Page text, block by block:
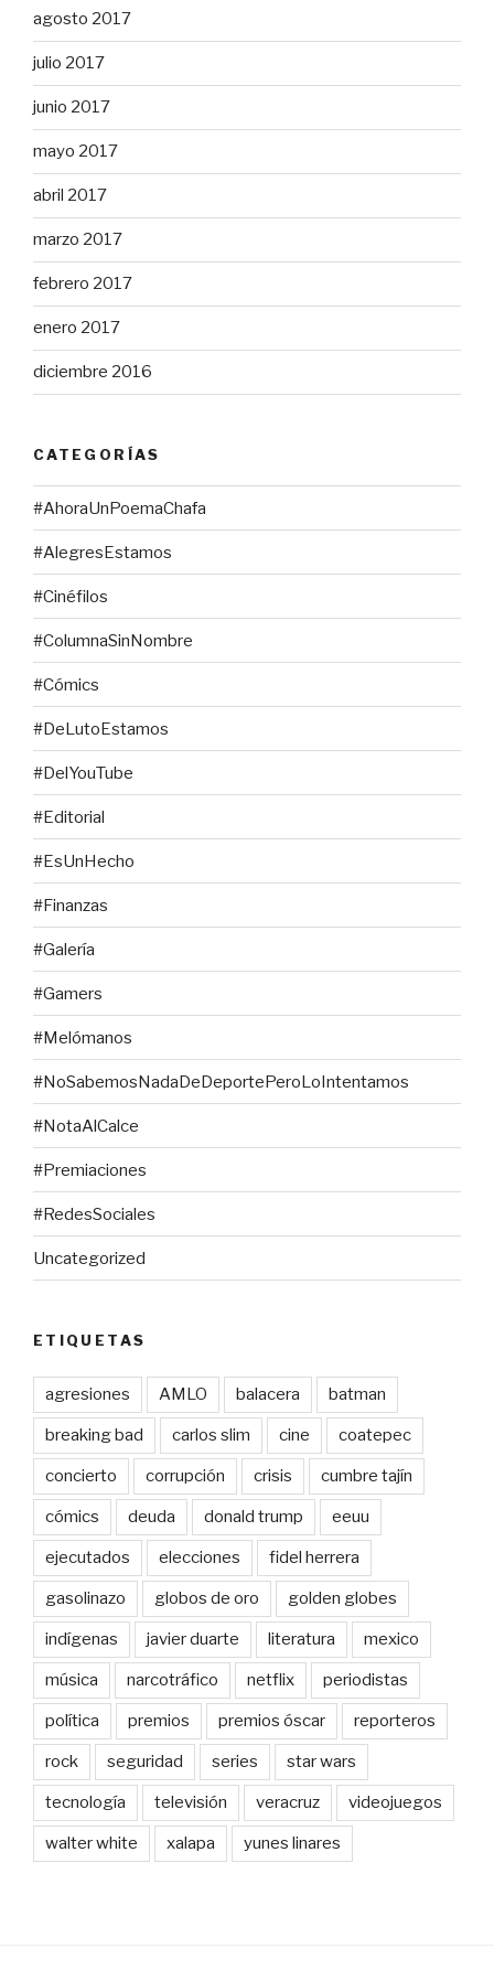
agosto 2017
julio 2017
junio 2017
mayo 2017
abril 2017
marzo 2017
febrero 2017
enero 2017
diciembre 2016
CATEGORÍAS
#AhoraUnPoemaChafa
#AlegresEstamos
#Cinéfilos
#ColumnaSinNombre
#Cómics
#DeLutoEstamos
#DelYouTube
#Editorial
#EsUnHecho
#Finanzas
#Galería
#Gamers
#Melómanos
#NoSabemosNadaDeDeportePeroLoIntentamos
#NotaAlCalce
#Premiaciones
#RedesSociales
Uncategorized
ETIQUETAS
agresiones AMLO balacera batman
breaking bad carlos slim cine coatepec
concierto corrupción crisis cumbre tajín
cómics deuda donald trump eeuu
ejecutados elecciones fidel herrera
gasolinazo globos de oro golden globes
indígenas javier duarte literatura mexico
música narcotráfico netflix periodistas
política premios premios óscar reporteros
rock seguridad series star wars
tecnología televisión veracruz videojuegos
walter white xalapa yunes linares